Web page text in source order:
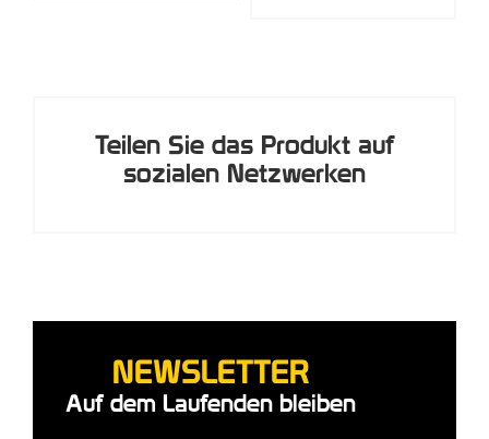
Teilen Sie das Produkt auf
sozialen Netzwerken
NEWSLETTER
Auf dem Laufenden bleiben